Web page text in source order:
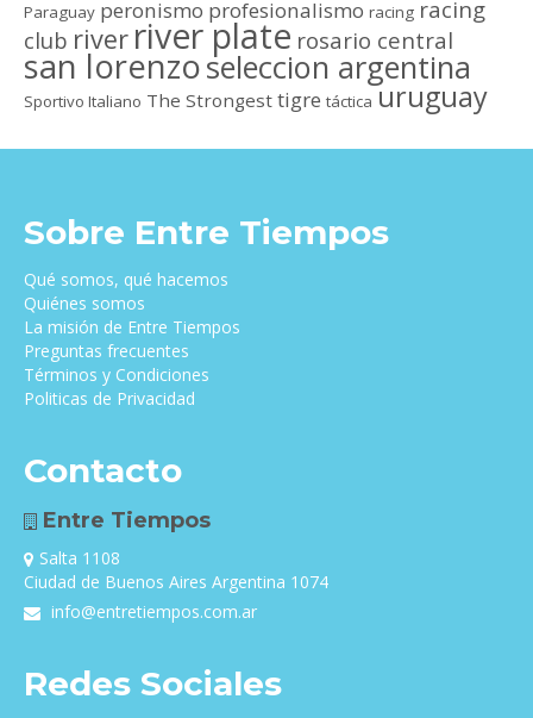
Paraguay peronismo profesionalismo racing racing
club river river plate rosario central
san lorenzoseleccion argentina
Sportivo Italiano The Strongest tigre táctica uruguay
Sobre Entre Tiempos
Qué somos, qué hacemos
Quiénes somos
La misión de Entre Tiempos
Preguntas frecuentes
Términos y Condiciones
Politicas de Privacidad
Contacto
Entre Tiempos
Salta 1108
Ciudad de Buenos Aires Argentina 1074
info@entretiempos.com.ar
Redes Sociales